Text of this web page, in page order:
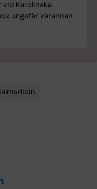
Karolinska
ungefär varannan